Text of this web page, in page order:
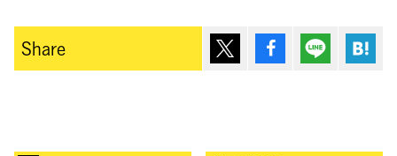
Share ポスト シェア Lineで送